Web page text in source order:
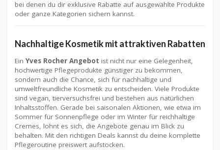
bei denen du dir exklusive Rabatte auf ausgewählte Produkte
oder ganze Kategorien sichern kannst.
Nachhaltige Kosmetik mit attraktiven Rabatten
Ein Yves Rocher Angebot ist nicht nur eine Gelegenheit,
hochwertige Pflegeprodukte günstiger zu bekommen,
sondern auch die Chance, sich für nachhaltige und
umweltfreundliche Kosmetik zu entscheiden. Viele Produkte
sind vegan, tierversuchsfrei und bestehen aus natürlichen
Inhaltsstoffen. Gerade bei saisonalen Aktionen, wie etwa im
Sommer für Sonnenpflege oder im Winter für reichhaltige
Cremes, lohnt es sich, die Angebote genau im Blick zu
behalten. Mit den richtigen Deals kannst du deine komplette
Pflegeroutine preiswert aufstocken.